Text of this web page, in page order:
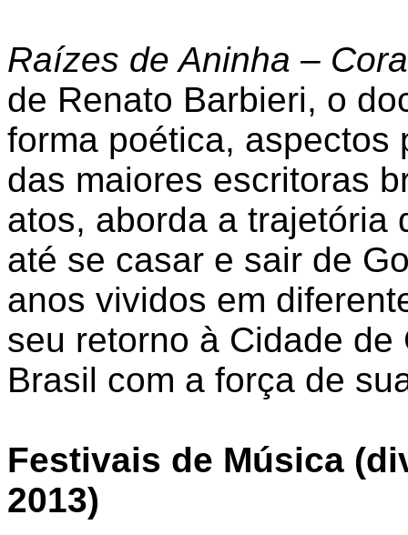
Raízes de Aninha –
de Renato Barbieri, o
forma poética, aspectos
das maiores escritoras
atos, aborda a trajetória
até se casar e sair de
anos vividos em
seu retorno à Cidade
Brasil com a força de
Festivais de Música
2013)